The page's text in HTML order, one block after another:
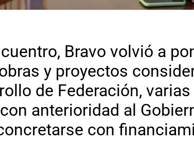
Bravo volvió a
y proyectos
de Federación,
anterioridad al
con